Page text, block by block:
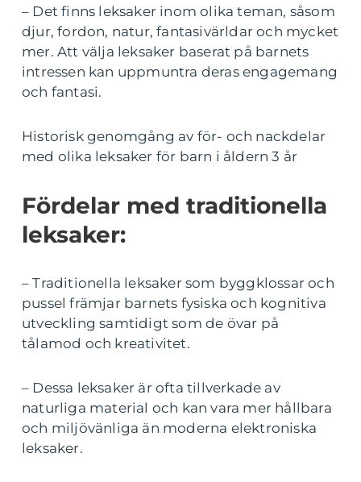
– Det finns leksaker inom olika teman, såsom
djur, fordon, natur, fantasivärldar och mycket
mer. Att välja leksaker baserat på barnets
intressen kan uppmuntra deras engagemang
och fantasi.
Historisk genomgång av för- och nackdelar
med olika leksaker för barn i åldern 3 år
Fördelar med traditionella
leksaker:
– Traditionella leksaker som byggklossar och
pussel främjar barnets fysiska och kognitiva
utveckling samtidigt som de övar på
tålamod och kreativitet.
– Dessa leksaker är ofta tillverkade av
naturliga material och kan vara mer hållbara
och miljövänliga än moderna elektroniska
leksaker.